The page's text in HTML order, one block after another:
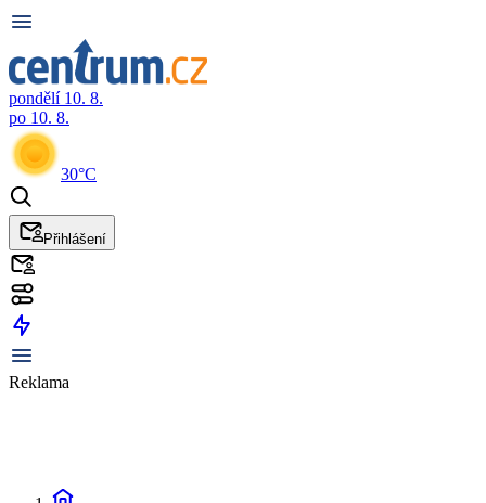
pondělí 10. 8.
po 10. 8.
30°C
Přihlášení
Reklama